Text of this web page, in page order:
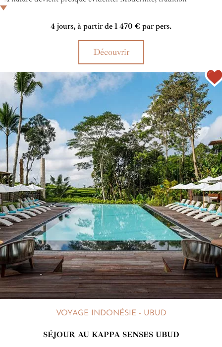
balinaise, tout y conjugue le plaisir des sens.
4 jours, à partir de 1 470 € par pers.
Découvrir
VOYAGE INDONÉSIE - UBUD
SÉJOUR AU KAPPA SENSES UBUD